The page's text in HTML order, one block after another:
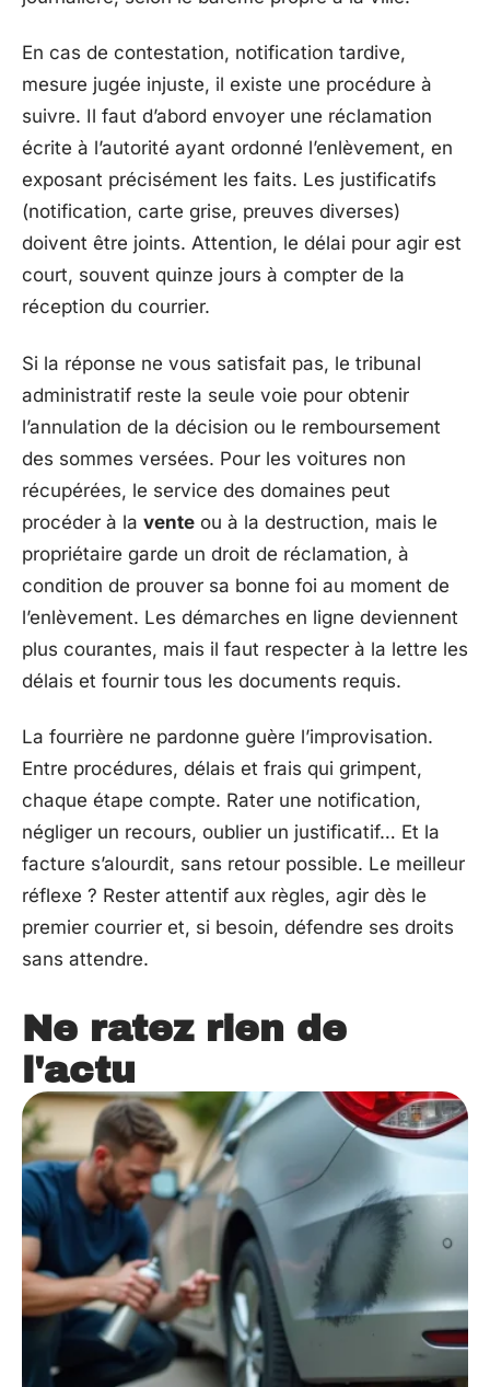
En cas de contestation, notification tardive,
mesure jugée injuste, il existe une procédure à
suivre. Il faut d’abord envoyer une réclamation
écrite à l’autorité ayant ordonné l’enlèvement, en
exposant précisément les faits. Les justificatifs
(notification, carte grise, preuves diverses)
doivent être joints. Attention, le délai pour agir est
court, souvent quinze jours à compter de la
réception du courrier.
Si la réponse ne vous satisfait pas, le tribunal
administratif reste la seule voie pour obtenir
l’annulation de la décision ou le remboursement
des sommes versées. Pour les voitures non
récupérées, le service des domaines peut
procéder à la vente ou à la destruction, mais le
propriétaire garde un droit de réclamation, à
condition de prouver sa bonne foi au moment de
l’enlèvement. Les démarches en ligne deviennent
plus courantes, mais il faut respecter à la lettre les
délais et fournir tous les documents requis.
La fourrière ne pardonne guère l’improvisation.
Entre procédures, délais et frais qui grimpent,
chaque étape compte. Rater une notification,
négliger un recours, oublier un justificatif… Et la
facture s’alourdit, sans retour possible. Le meilleur
réflexe ? Rester attentif aux règles, agir dès le
premier courrier et, si besoin, défendre ses droits
sans attendre.
Ne ratez rien de
l'actu